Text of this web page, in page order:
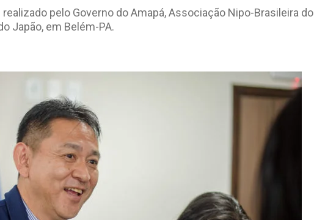
pelo Governo do Amapá, Associação Nipo-Brasileira do
Japão, em Belém-PA.